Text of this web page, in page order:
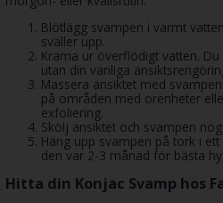
Blötlägg svampen i varmt
sväller upp.
Krama ur överflödigt vatten.
utan din vanliga
Massera ansiktet med
på områden med orenheter
exfoliering.
Skölj ansiktet och svampen
Häng upp svampen på tork i
den var 2-3 månad för bästa
Hitta din Konjac Svamp hos